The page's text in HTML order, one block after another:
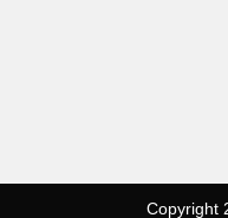
Copyright